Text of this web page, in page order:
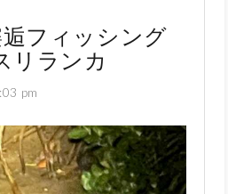
フィッシング
リランカ
pm